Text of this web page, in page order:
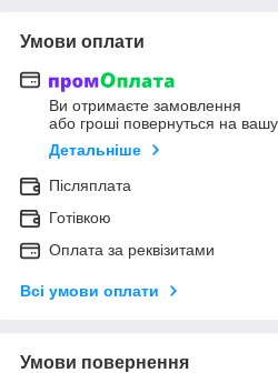
Умови оплати
Ви отримаєте замовлення
або гроші повернуться на вашу
Детальніше
Післяплата
Готівкою
Оплата за реквізитами
Всі умови оплати
Умови повернення